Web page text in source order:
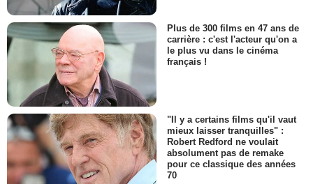
Plus de 300 films en 47 ans de
carrière : c'est l'acteur qu'on a
le plus vu dans le cinéma
français !
"Il y a certains films qu'il vaut
mieux laisser tranquilles" :
Robert Redford ne voulait
absolument pas de remake
pour ce classique des années
70